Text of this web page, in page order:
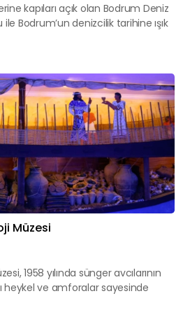
kapıları açık olan Bodrum Deniz
Bodrum’un denizcilik tarihine ışık
Müzesi
1958 yılında sünger avcılarının
heykel ve amforalar sayesinde